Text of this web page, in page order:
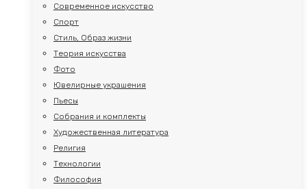
Современное искусство
Спорт
Стиль, Образ жизни
Теория искусства
Фото
Ювелирные украшения
Пьесы
Собрания и комплекты
Художественная литература
Религия
Технологии
Философия